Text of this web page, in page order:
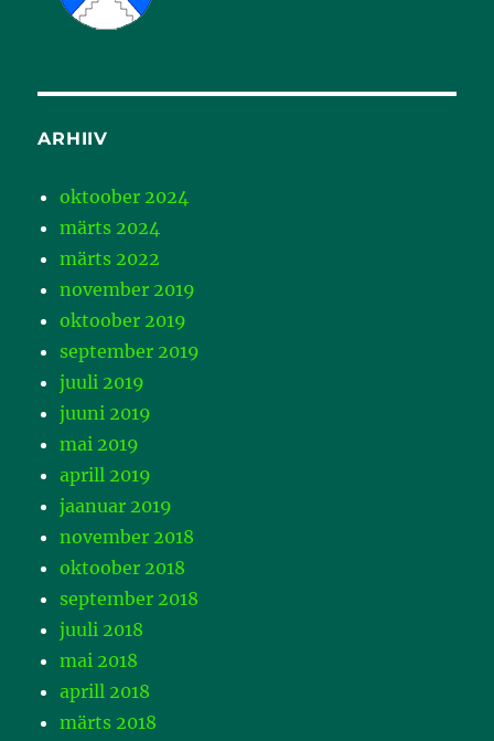
ARHIIV
oktoober 2024
märts 2024
märts 2022
november 2019
oktoober 2019
september 2019
juuli 2019
juuni 2019
mai 2019
aprill 2019
jaanuar 2019
november 2018
oktoober 2018
september 2018
juuli 2018
mai 2018
aprill 2018
märts 2018